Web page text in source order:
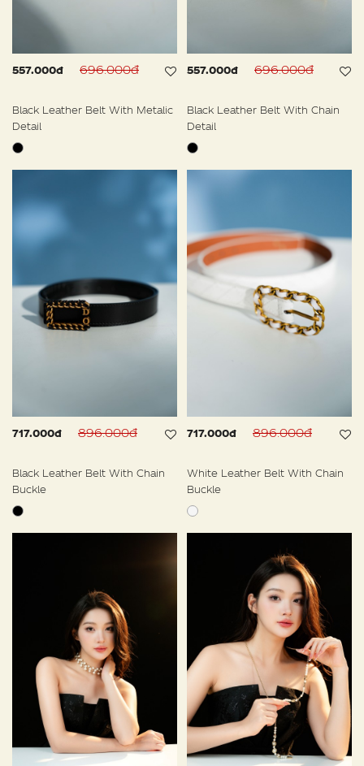
557.000đ 696.000đ
Black Leather Belt With Metalic
Detail
557.000đ 696.000đ
Black Leather Belt With Chain
Detail
717.000đ 896.000đ
Black Leather Belt With Chain
Buckle
717.000đ 896.000đ
White Leather Belt With Chain
Buckle